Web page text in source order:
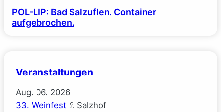
POL-LIP: Bad Salzuflen. Container
aufgebrochen.
Veranstaltungen
Aug. 06. 2026
33. Weinfest
Salzhof